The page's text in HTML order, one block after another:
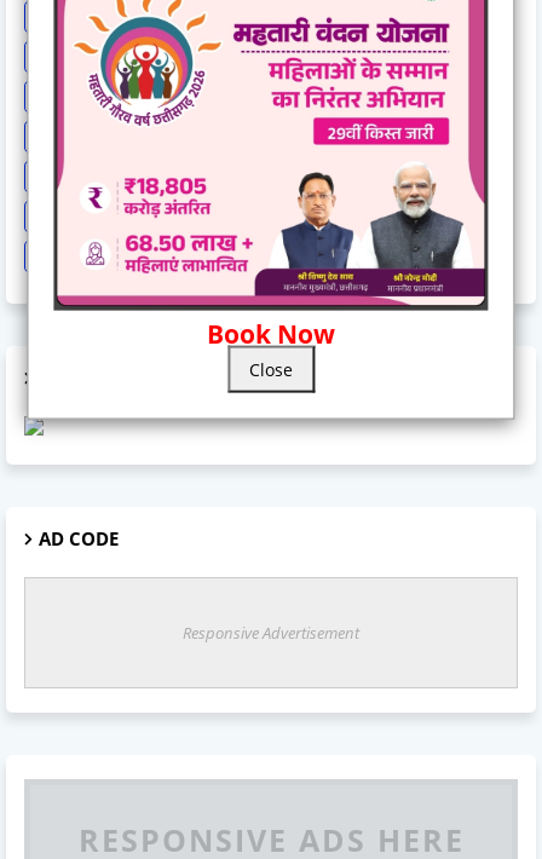
Book Now
Close
Lok Sabha Election 2024
MP Breaking News
National News
New India Special Story
News
News Hunt Exclusive
News India Special
News Story
News Times Exclusive
Railway News
Rajasthan
Religion And Spirituality
Share Market
Social Event
sonia Gandhi
Sports Supreme Court
Technology
Train Cancel
Uttarpradesh Weather
AD CODE
Responsive Advertisement
RESPONSIVE ADS HERE